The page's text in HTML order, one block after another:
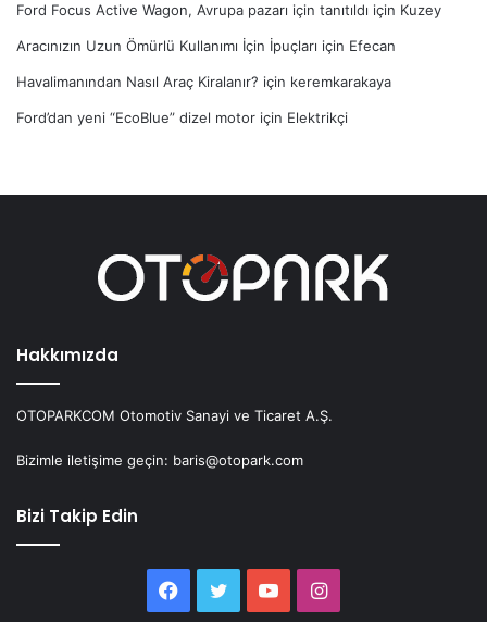
Ford Focus Active Wagon, Avrupa pazarı için tanıtıldı için Kuzey
Aracınızın Uzun Ömürlü Kullanımı İçin İpuçları için Efecan
Havalimanından Nasıl Araç Kiralanır? için keremkarakaya
Ford’dan yeni “EcoBlue” dizel motor için Elektrikçi
Hakkımızda
OTOPARKCOM Otomotiv Sanayi ve Ticaret A.Ş.
Bizimle iletişime geçin: baris@otopark.com
Bizi Takip Edin
Facebook
Twitter YouTubeInstagram